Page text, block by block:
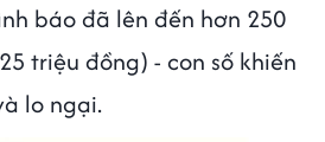
báo đã lên đến hơn 250
triệu đồng) - con số khiến
lo ngại.